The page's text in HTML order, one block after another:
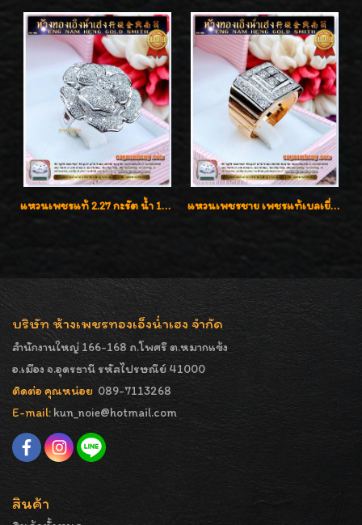
แหวนเพชรแท้ 2.27 กะรัต น้ำ 100% เบลเยี่ยมคัท ลวดลายดอกกุหลาบหรู แหวนเพชรชาย เพชรแท้เบลเยี่ยมคัท น้ำ100% D-Color/VVS 2.46 กะรัต
บริษัท ห้างเพชรทองเอ็งน่ำเฮง จำกัด
สำนักงานใหญ่ 166-168 ถ.โพศรี ต.หมากแข้ง
อ.เมือง จ.อุดรธานี รหัสไปรษณีย์ 41000
ติดต่อ คุณหน่อย 089-7113268
E-mail: kun_noie@hotmail.com
สินค้า